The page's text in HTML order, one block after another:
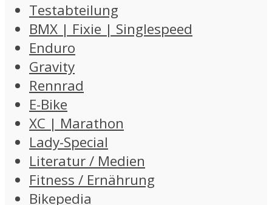
Testabteilung
BMX | Fixie | Singlespeed
Enduro
Gravity
Rennrad
E-Bike
XC | Marathon
Lady-Special
Literatur / Medien
Fitness / Ernährung
Bikepedia